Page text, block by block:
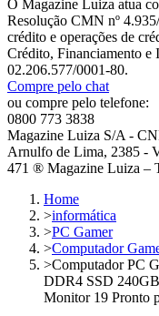
O Magazine Luiza atua
Resolução CMN nº
crédito e operações de
Crédito, Financiamento e
02.206.577/0001-80.
Compre pelo chat
ou compre pelo telefone:
0800 773 3838
Magazine Luiza S/A -
Arnulfo de Lima, 2385 -
471 ® Magazine Luiza –
Home
>informática
>PC Gamer
>Computador
>Computador PC
DDR4 SSD
Monitor 19 Pronto